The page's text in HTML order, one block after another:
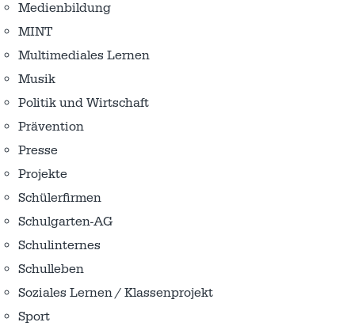
Medienbildung
MINT
Multimediales Lernen
Musik
Politik und Wirtschaft
Prävention
Presse
Projekte
Schülerfirmen
Schulgarten-AG
Schulinternes
Schulleben
Soziales Lernen / Klassenprojekt
Sport